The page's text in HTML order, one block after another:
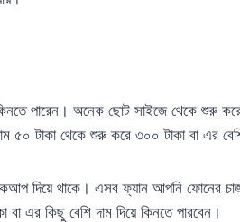
পারেন। অনেক ছোট সাইজে থেকে শুরু করে
দাম ৫০ টাকা থেকে শুরু করে ৩০০ টাকা বা এর
দিয়ে থাকে। এসব ফ্যান আপনি ফোনের
এর কিছু বেশি দাম দিয়ে কিনতে পারবেন।